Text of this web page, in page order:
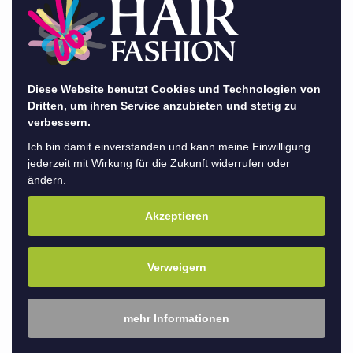
Wella Trainerin Pia fand ein intensives Blond-
Seminar für unsere SchönerMacher statt. Im
Mittelpunkt stand dabei unsere neue
Dienstleistung:Blond Fresh-Up.
In der praxisnahen Schulung drehte sich alles
um frische, strahlende Blond-Ergebnisse mit
gezielt gesetzten Foliensträhnen. Ziel war es,
Blondtöne zwischen zwei größeren
Farbterminen sichtbar aufzufrischen –
schonend, präzise und individuell abgestimmt
auf Haarstruktur und bestehende Nuancen.
Neben modernen Techniken stand vor allem
das genaue Arbeiten im Fokus. Unsere Teams
Diese Website benutzt Cookies und Technologien von
Dritten, um ihren Service anzubieten und stetig zu
verbessern.
Ich bin damit einverstanden und kann meine Einwilligung
jederzeit mit Wirkung für die Zukunft widerrufen oder
ändern.
Akzeptieren
Verweigern
mehr Informationen